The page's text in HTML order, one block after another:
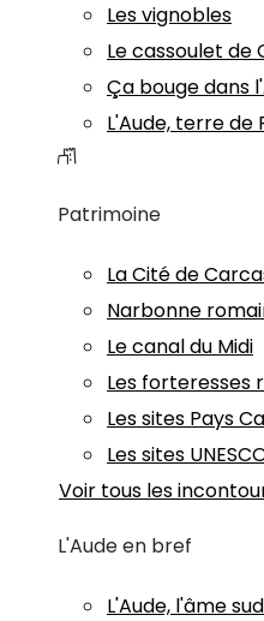
Les vignobles
Le cassoulet de
Ça bouge dans
L'Aude, terre de
Patrimoine
La Cité de
Narbonne
Le canal du Midi
Les forteresses
Les sites Pays
Les sites
Voir tous les
L'Aude en bref
L'Aude, l'âme sud